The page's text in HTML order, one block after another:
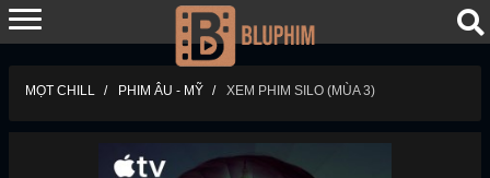
MỌT CHILL PHIM ÂU - MỸ XEM PHIM SILO (MÙA 3)